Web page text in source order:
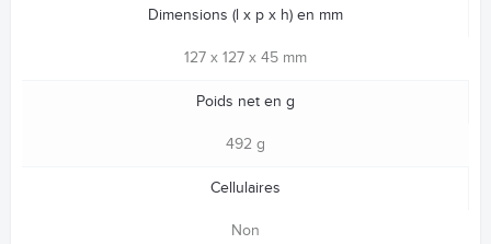
Dimensions (l x p x h) en mm
127 x 127 x 45 mm
Poids net en g
492 g
Cellulaires
Non